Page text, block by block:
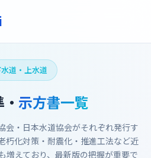
道・上水道
示方書一覧
会・日本水道協会がそれぞれ発行す
朽化対策・耐震化・推進工法など近
増えており、最新版の把握が重要で